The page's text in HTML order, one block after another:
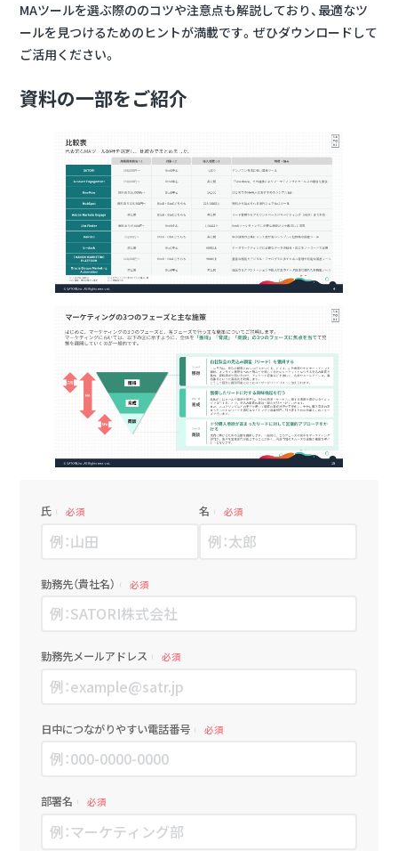
MAツールを選ぶ際ののコツや注意点も解説しており、最適なツ
ールを見つけるためのヒントが満載です。ぜひダウンロードして
ご活用ください。
資料の一部をご紹介
氏 必須 名 必須
勤務先（貴社名） 必須
勤務先メールアドレス 必須
日中につながりやすい電話番号 必須
部署名 必須